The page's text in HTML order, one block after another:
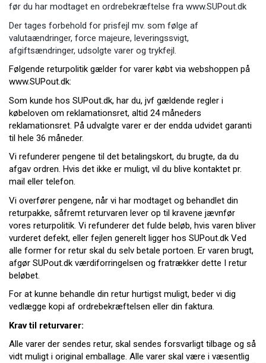
før du har modtaget en ordrebekræftelse fra www.SUPout.dk
Der tages forbehold for prisfejl mv. som følge af
valutaændringer, force majeure, leveringssvigt,
afgiftsændringer, udsolgte varer og trykfejl.
Følgende returpolitik gælder for varer købt via webshoppen på
www.SUPout.dk:
Som kunde hos SUPout.dk, har du, jvf gældende regler i
købeloven om reklamationsret, altid 24 måneders
reklamationsret. På udvalgte varer er der endda udvidet garanti
til hele 36 måneder.
Vi refunderer pengene til det betalingskort, du brugte, da du
afgav ordren. Hvis det ikke er muligt, vil du blive kontaktet pr.
mail eller telefon.
Vi overfører pengene, når vi har modtaget og behandlet din
returpakke, såfremt returvaren lever op til kravene jævnfør
vores returpolitik. Vi refunderer det fulde beløb, hvis varen bliver
vurderet defekt, eller fejlen generelt ligger hos SUPout.dk Ved
alle former for retur skal du selv betale portoen. Er varen brugt,
afgør SUPout.dk værdiforringelsen og fratrækker dette I retur
beløbet.
For at kunne behandle din retur hurtigst muligt, beder vi dig
vedlægge kopi af ordrebekræftelsen eller din faktura.
Krav til returvarer:
Alle varer der sendes retur, skal sendes forsvarligt tilbage og så
vidt muligt i original emballage. Alle varer skal være i væsentlig